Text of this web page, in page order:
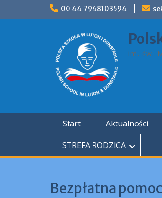
00 44 7948103594
im. św.
Start Aktualności
STREFA RODZICA
Bezpłatna